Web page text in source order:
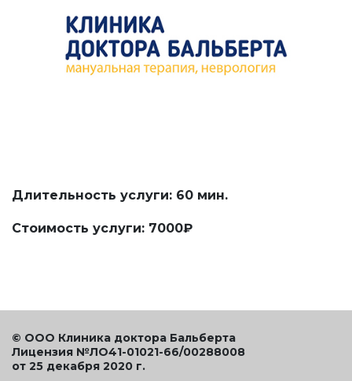
Длительность услуги: 60 мин.
Стоимость услуги: 7000₽
© ООО Клиника доктора Бальберта
Лицензия №ЛО41-01021-66/00288008
от 25 декабря 2020 г.